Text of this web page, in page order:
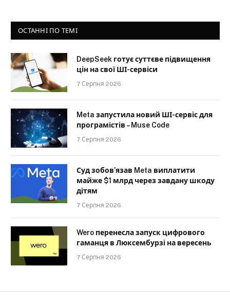
ОСТАННІ ПО ТЕМІ
DeepSeek готує суттєве підвищення
цін на свої ШІ-сервіси
7 Серпня 2026
Meta запустила новий ШІ-сервіс для
програмістів – Muse Code
7 Серпня 2026
Суд зобов’язав Meta виплатити
майже $1 млрд через завдану шкоду
дітям
7 Серпня 2026
Wero перенесла запуск цифрового
гаманця в Люксембурзі на вересень
7 Серпня 2026